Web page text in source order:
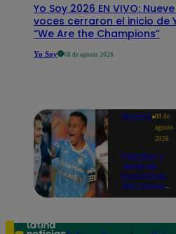
Yo Soy 2026 EN VIVO:
voces cerraron el inicio de
“We Are the Champions”
Yo Soy 08 de agosto 2026
Deportes 08 de
agosto
2026
Partidos y
tabla de
posiciones
del Torneo
en la fecha 4